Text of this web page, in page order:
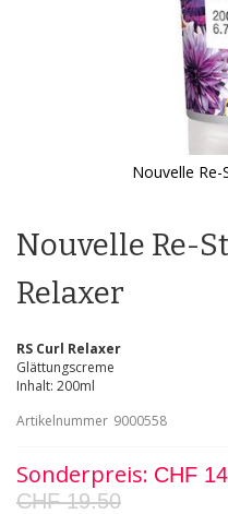
Nouvelle Re-
der
Bildgalerie
Nouvelle Re-
Relaxer
RS Curl Relaxer
Glättungscreme
Inhalt: 200ml
Artikelnummer 9000558
Sonderpreis CHF
CHF 19.50